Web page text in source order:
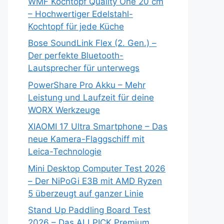
– Hochwertiger Edelstahl-
Kochtopf für jede Küche
Bose SoundLink Flex (2. Gen.) –
Der perfekte Bluetooth-
Lautsprecher für unterwegs
PowerShare Pro Akku – Mehr
Leistung und Laufzeit für deine
WORX Werkzeuge
XIAOMI 17 Ultra Smartphone – Das
neue Kamera-Flaggschiff mit
Leica-Technologie
Mini Desktop Computer Test 2026
– Der NiPoGi E3B mit AMD Ryzen
5 überzeugt auf ganzer Linie
Stand Up Paddling Board Test